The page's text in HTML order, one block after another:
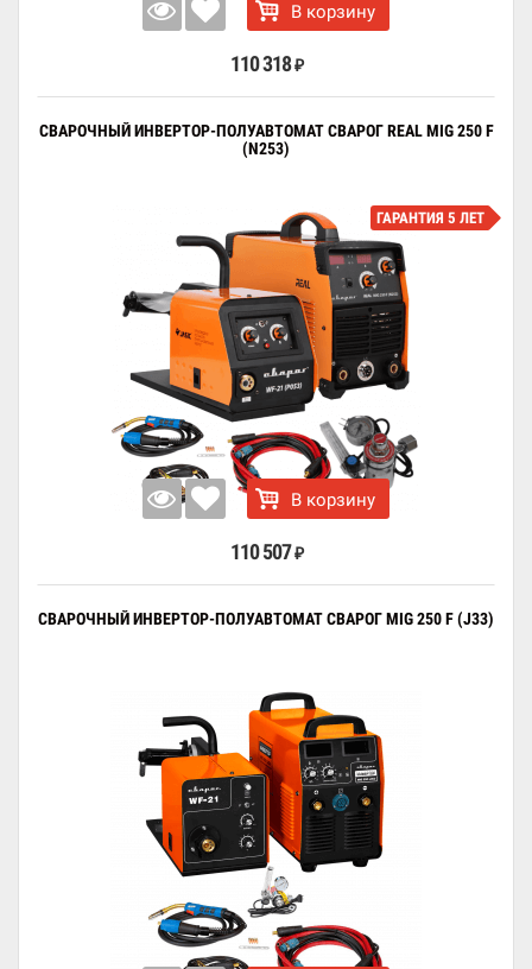
В корзину
110 318 ₽
СВАРОЧНЫЙ ИНВЕРТОР-ПОЛУАВТОМАТ СВАРОГ REAL MIG 250 F
(N253)
ГАРАНТИЯ 5 ЛЕТ
В корзину
110 507 ₽
СВАРОЧНЫЙ ИНВЕРТОР-ПОЛУАВТОМАТ СВАРОГ MIG 250 F (J33)